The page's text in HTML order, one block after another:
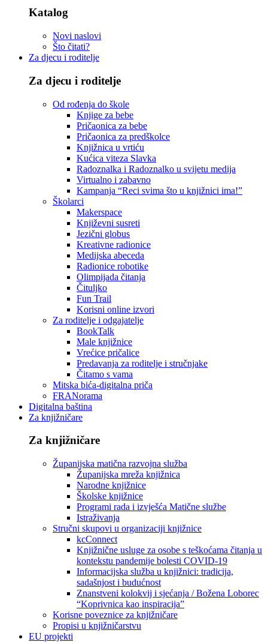
Katalog
Novi naslovi
Što čitati?
Za djecu i roditelje
Za djecu i roditelje
Od rođenja do škole
Knjige za bebe
Pričaonica za bebe
Pričaonica za predškolce
Knjižnica u vrtiću
Kućica viteza Slavka
Radoznalka i Radoznalko u svijetu medija
Virtualno i zabavno
Kampanja “Reci svima što u knjižnici ima!”
Školarci
Makerspace
Književni susreti
Jezični globus
Kreativne radionice
Medijska abeceda
Radionice robotike
Olimpijada čitanja
Čituljko
Fun Trail
Korisni online izvori
Za roditelje i odgajatelje
BookTalk
Male knjižnice
Vrećice pričalice
Predavanja za roditelje i stručnjake
Čitamo s vama
Mitska bića-digitalna priča
FRANorama
Digitalna baština
Za knjižničare
Za knjižničare
Županijska matična razvojna služba
Županijska mreža knjižnica
Narodne knjižnice
Školske knjižnice
Programi rada i izvješća Matične službe
Istraživanja
Stručni skupovi u organizaciji knjižnice
kcConnect
Knjižnične usluge za osobe s teškoćama čitanja u
kontekstu pandemije bolesti COVID-19
Informacijska služba u knjižnici: tradicija,
sadašnjost i budućnost
Znanstveni kolokvij i sjećanja / Božena Loborec
“Koprivnica kao inspiracija”
Korisne poveznice za knjižničare
Propisi u knjižničarstvu
EU projekti